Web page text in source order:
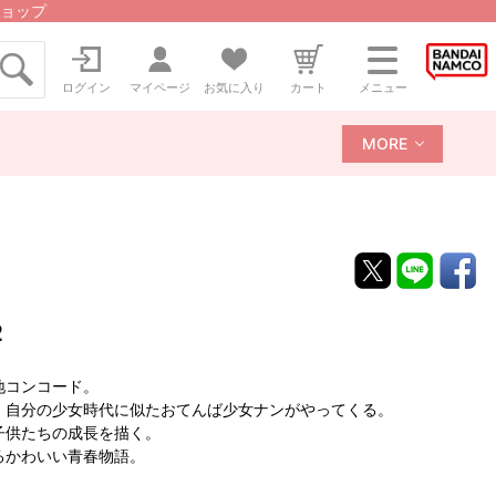
ップ
ログイン マイページ お気に入り カート メニュー
MORE
ンコード。
分の少女時代に似たおてんば少女ナンがやってくる。
たちの成長を描く。
わいい青春物語。